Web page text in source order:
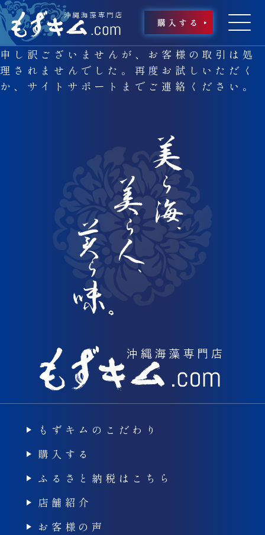
購入する
申し訳ございませんが、お客様の取引は処
理されませんでした。再度お試しいただく
か、サイトサポートまでご連絡ください。
もずキムのこだわり
購入する
ふるさと納税はこちら
店舗紹介
お客様の声